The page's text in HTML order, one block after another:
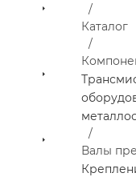
Каталог
Валы